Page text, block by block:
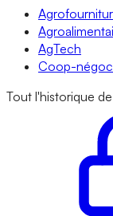
AgTech
Coop-
Tout l'historique